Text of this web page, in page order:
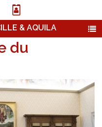
& AQUILA
du